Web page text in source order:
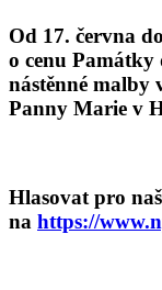
Od 17. června
o cenu Památky
nástěnné malby
Panny Marie v
Hlasovat pro
na https://